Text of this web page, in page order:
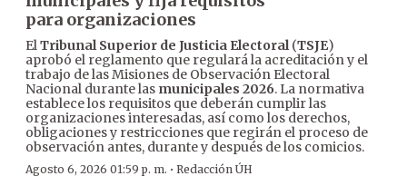
para organizaciones
ElTribunal Superior de Justicia Electoral(TSJE)
aprobó el reglamento que regulará la acreditación y el
trabajo de las Misiones de Observación Electoral
Nacional durante las municipales 2026. La normativa
establece los requisitos que deberán cumplir las
organizaciones interesadas, así como los derechos,
obligaciones y restricciones que regirán el proceso de
observación antes, durante y después de los comicios.
Agosto 6, 2026 01:59 p. m. · Redacción ÚH